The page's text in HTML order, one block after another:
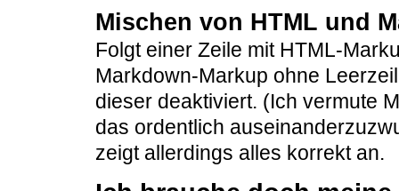
Mischen von HTML und
Folgt einer Zeile mit HTML-
Markdown-Markup ohne
dieser deaktiviert. (Ich vermute
das ordentlich
zeigt allerdings alles korrekt an.